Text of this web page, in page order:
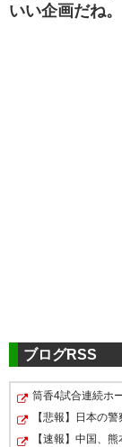
いい企画だね。
ブログRSS
筒香4試合連続ホ